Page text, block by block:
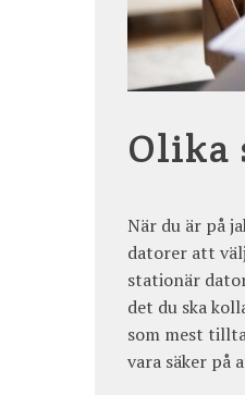
Olika
När du är på
datorer att
stationär
det du ska
som mest
vara säker på